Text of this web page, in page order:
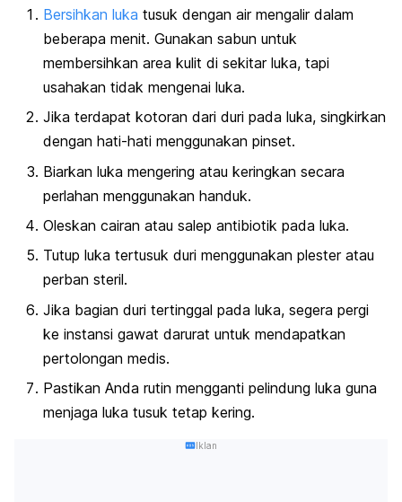
Bersihkan luka tusuk dengan air mengalir dalam
beberapa menit. Gunakan sabun untuk
membersihkan area kulit di sekitar luka, tapi
usahakan tidak mengenai luka.
Jika terdapat kotoran dari duri pada luka, singkirkan
dengan hati-hati menggunakan pinset.
Biarkan luka mengering atau keringkan secara
perlahan menggunakan handuk.
Oleskan cairan atau salep antibiotik pada luka.
Tutup luka tertusuk duri menggunakan plester atau
perban steril.
Jika bagian duri tertinggal pada luka, segera pergi
ke instansi gawat darurat untuk mendapatkan
pertolongan medis.
Pastikan Anda rutin mengganti pelindung luka guna
menjaga luka tusuk tetap kering.
Iklan